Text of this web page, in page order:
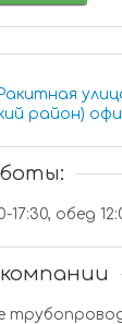
17:30, обед